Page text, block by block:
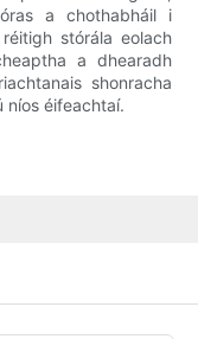
a chothabháil i
stórála eolach
a dhearadh
shonracha
níos éifeachtaí.